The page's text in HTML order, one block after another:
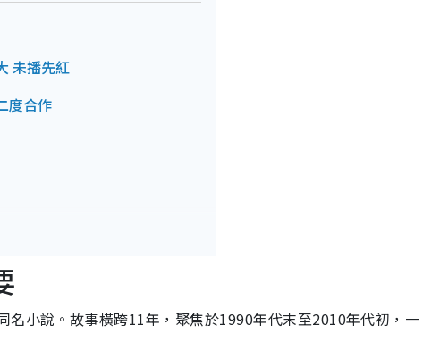
未播先紅
度合作
名小說。故事橫跨11年，聚焦於1990年代末至2010年代初，一